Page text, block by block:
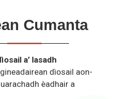
Cumanta
a’ lasadh
dìosail aon-
èadhair a